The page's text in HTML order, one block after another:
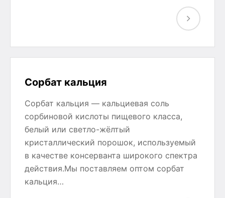
Сорбат кальция
Сорбат кальция — кальциевая соль
сорбиновой кислоты пищевого класса,
белый или светло-жёлтый
кристаллический порошок, используемый
в качестве консерванта широкого спектра
действия.Мы поставляем оптом сорбат
кальция…